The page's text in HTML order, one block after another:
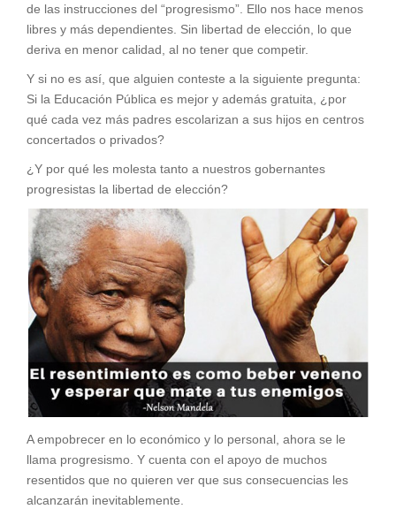
de las instrucciones del “progresismo”. Ello nos hace menos
libres y más dependientes. Sin libertad de elección, lo que
deriva en menor calidad, al no tener que competir.
Y si no es así, que alguien conteste a la siguiente pregunta:
Si la Educación Pública es mejor y además gratuita, ¿por
qué cada vez más padres escolarizan a sus hijos en centros
concertados o privados?
¿Y por qué les molesta tanto a nuestros gobernantes
progresistas la libertad de elección?
A empobrecer en lo económico y lo personal, ahora se le
llama progresismo. Y cuenta con el apoyo de muchos
resentidos que no quieren ver que sus consecuencias les
alcanzarán inevitablemente.